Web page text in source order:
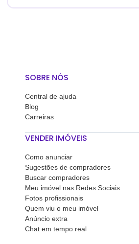
SOBRE NÓS
Central de ajuda
Blog
Carreiras
VENDER IMÓVEIS
Como anunciar
Sugestões de compradores
Buscar compradores
Meu imóvel nas Redes Sociais
Fotos profissionais
Quem viu o meu imóvel
Anúncio extra
Chat em tempo real